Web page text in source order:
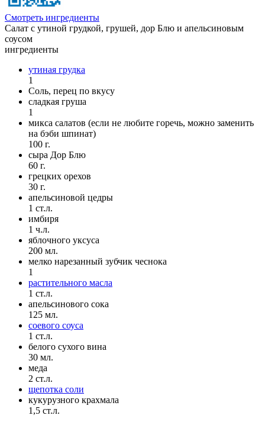
Смотреть ингредиенты
Салат с утиной грудкой, грушей, дор Блю и апельсиновым
соусом
ингредиенты
утиная грудка
1
Соль, перец по вкусу
сладкая груша
1
микса салатов (если не любите горечь, можно заменить
на бэби шпинат)
100 г.
сыра Дор Блю
60 г.
грецких орехов
30 г.
апельсиновой цедры
1 ст.л.
имбиря
1 ч.л.
яблочного уксуса
200 мл.
мелко нарезанный зубчик чеснока
1
растительного масла
1 ст.л.
апельсинового сока
125 мл.
соевого соуса
1 ст.л.
белого сухого вина
30 мл.
меда
2 ст.л.
щепотка соли
кукурузного крахмала
1,5 ст.л.